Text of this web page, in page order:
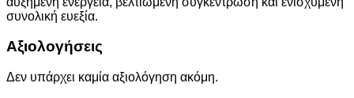
συνολική ευεξία.
Αξιολογήσεις
Δεν υπάρχει καμία αξιολόγηση ακόμη.